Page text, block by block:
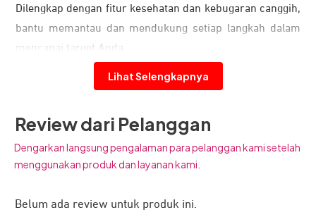
Dilengkap dengan fitur kesehatan dan kebugaran canggih,
bantu memantau dan mendukung setiap langkah dalam
mencapai target Anda.
Layar Lebih Cerah, Baterai Lebih Lama
Lihat Selengkapnya
Review dari Pelanggan
Dengarkan langsung pengalaman para pelanggan kami setelah
menggunakan produk dan layanan kami.
Belum ada review untuk produk ini.